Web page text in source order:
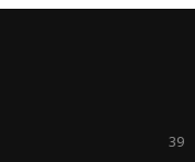
39